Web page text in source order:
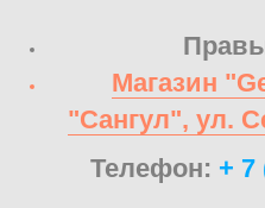
Магазин
"Сангул", ул.
Телефон: + 7